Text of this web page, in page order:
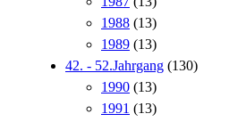
1988 (13)
1989 (13)
42. - 52.Jahrgang (130)
1990 (13)
1991 (13)